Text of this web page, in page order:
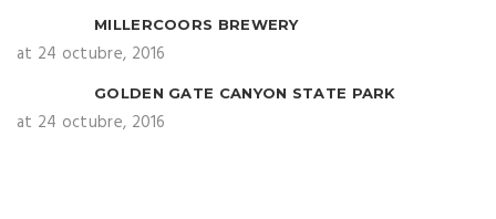
MILLERCOORS BREWERY
at 24 octubre, 2016
GOLDEN GATE CANYON STATE PARK
at 24 octubre, 2016